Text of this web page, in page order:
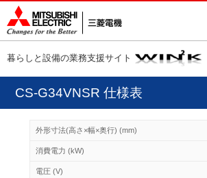
暮らしと設備の業務支援サイト
CS-G34VNSR 仕様表
外形寸法(高さ×幅×奥行) (mm)
消費電力 (kW)
電圧 (V)